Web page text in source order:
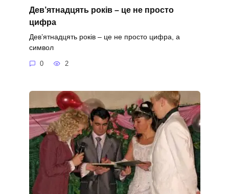
Дев’ятнадцять років – це не просто
цифра
Дев’ятнадцять років – це не просто цифра, а
символ
0 2